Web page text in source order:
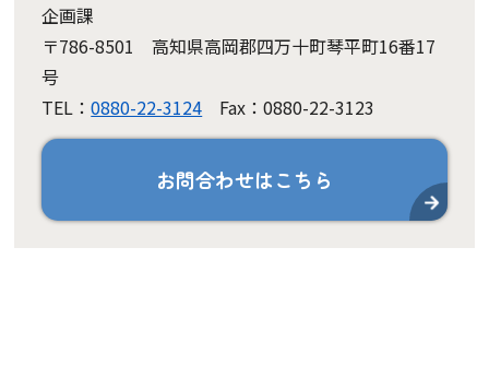
企画課
〒786-8501 高知県高岡郡四万十町琴平町16番17
号
TEL：0880-22-3124 Fax：0880-22-3123
お問合わせはこちら